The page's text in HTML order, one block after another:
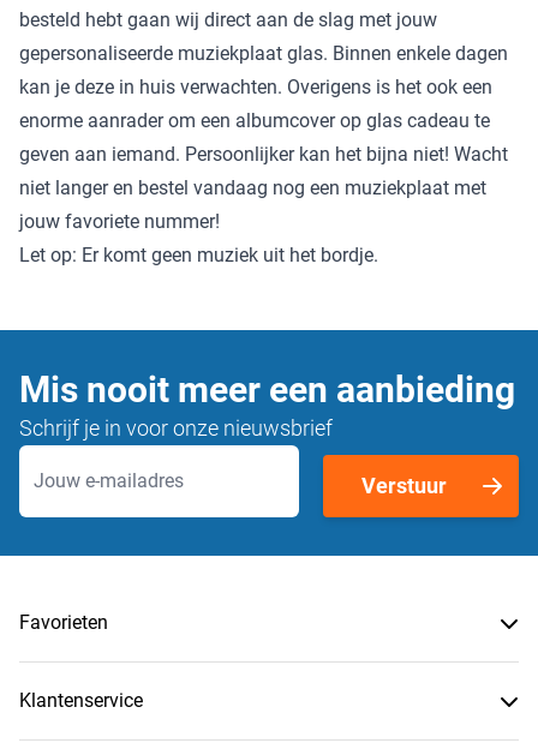
besteld hebt gaan wij direct aan de slag met jouw
gepersonaliseerde muziekplaat glas. Binnen enkele dagen
kan je deze in huis verwachten. Overigens is het ook een
enorme aanrader om een albumcover op glas cadeau te
geven aan iemand. Persoonlijker kan het bijna niet! Wacht
niet langer en bestel vandaag nog een muziekplaat met
jouw favoriete nummer!
Let op: Er komt geen muziek uit het bordje.
Mis nooit meer een aanbieding
Schrijf je in voor onze nieuwsbrief
E-mailadres
Verstuur
Favorieten
Klantenservice